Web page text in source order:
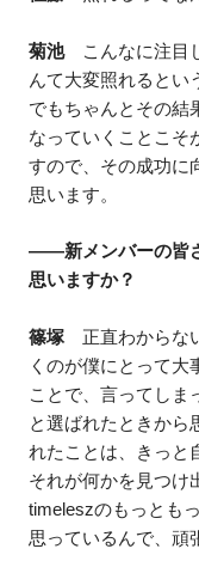
菊池こんなに注目
んて大変照れるとい
でもちゃんとその結
なっていくことこそ
すので、その成功に
思います。
——新メンバーの皆
思いますか？
篠塚 正直わからな
くのが僕にとって大
ことで、言ってしま
と選ばれたときから
れたことは、きっと
それが何かを見つけ
timeleszのもっとも
思っているんで、頑